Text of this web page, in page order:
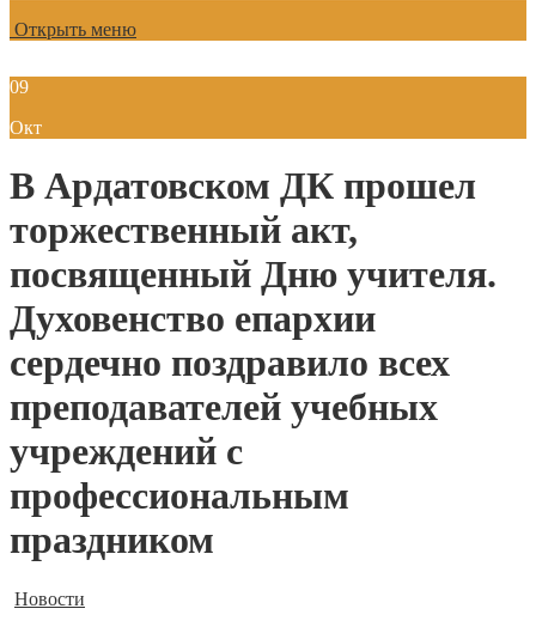
Открыть меню
09
Окт
В Ардатовском ДК прошел
торжественный акт,
посвященный Дню учителя.
Духовенство епархии
сердечно поздравило всех
преподавателей учебных
учреждений с
профессиональным
праздником
Новости